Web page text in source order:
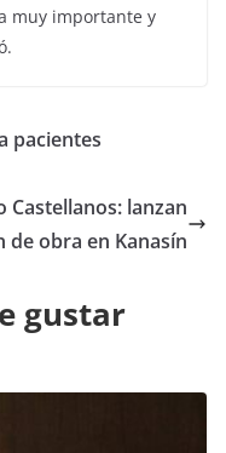
muy importante y
pacientes
Castellanos: lanzan
de obra en Kanasín
gustar